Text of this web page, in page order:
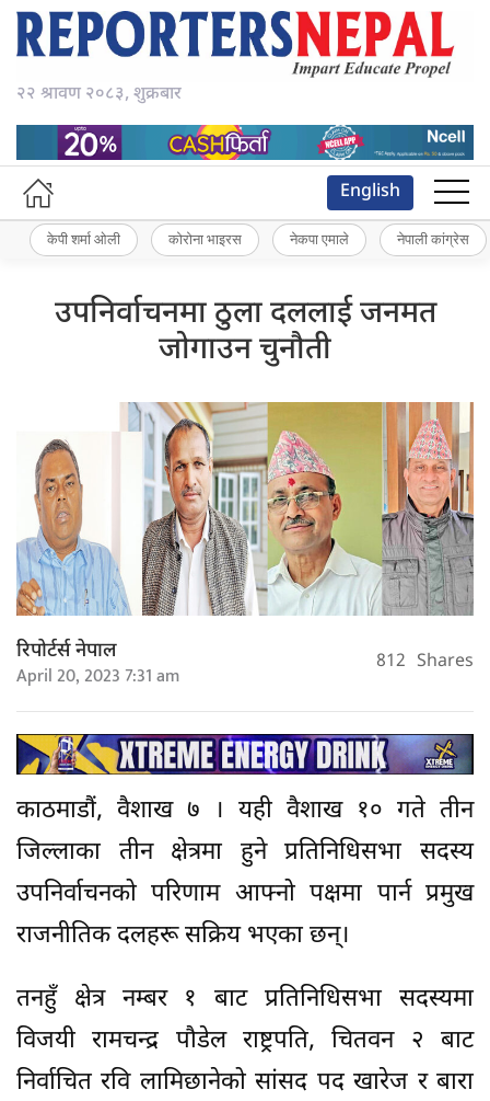
२२ श्रावण २०८३, शुक्रबार
English
केपी शर्मा ओली कोरोना भाइरस नेकपा एमाले नेपाली कांग्रेस
उपनिर्वाचनमा ठुला दललाई जनमत
जोगाउन चुनौती
रिपोर्टर्स नेपाल
April 20, 2023 7:31 am 812 Shares
काठमाडौं, वैशाख ७ । यही वैशाख १० गते तीन
जिल्लाका तीन क्षेत्रमा हुने प्रतिनिधिसभा सदस्य
उपनिर्वाचनको परिणाम आफ्नो पक्षमा पार्न प्रमुख
राजनीतिक दलहरू सक्रिय भएका छन्।
तनहुँ क्षेत्र नम्बर १ बाट प्रतिनिधिसभा सदस्यमा
विजयी रामचन्द्र पौडेल राष्ट्रपति, चितवन २ बाट
निर्वाचित रवि लामिछानेको सांसद पद खारेज र बारा